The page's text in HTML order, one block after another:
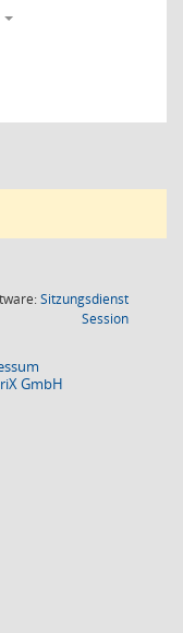
Sitzungsdienst
Session(Wird in
GmbH